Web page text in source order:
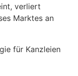
verliert
Marktes an
für Kanzleien